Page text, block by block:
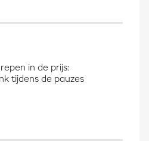
in de prijs:
tijdens de pauzes